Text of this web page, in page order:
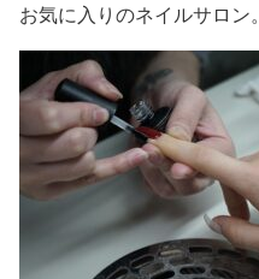
お気に入りのネイルサロン。